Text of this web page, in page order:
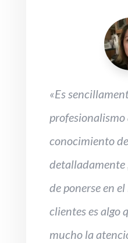
«Es
profesionalismo
conocimiento
de ponerse en
clientes es algo
mucho la